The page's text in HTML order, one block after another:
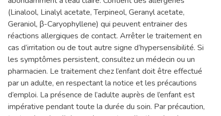
(Linalool, Linalyl acetate, Terpineol, Geranyl acetate,
Geraniol, β-Caryophyllene) qui peuvent entrainer des
réactions allergiques de contact. Arrêter le traitement en
cas d’irritation ou de tout autre signe d’hypersensibilité. Si
les symptômes persistent, consultez un médecin ou un
pharmacien. Le traitement chez l’enfant doit être effectué
par un adulte, en respectant la notice et les précautions
d’emploi. La présence de l’adulte auprès de l’enfant est
impérative pendant toute la durée du soin. Par précaution,